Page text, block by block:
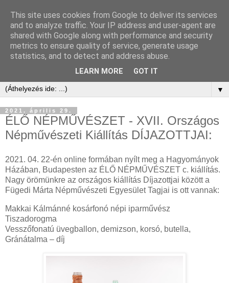
▼
2021. április 29.
ÉLŐ NÉPMŰVÉSZET - XVII. Országos
Népművészeti Kiállítás DÍJAZOTTJAI:
2021. 04. 22-én online formában nyílt meg a Hagyományok
Házában, Budapesten az ÉLŐ NÉPMŰVÉSZET c. kiállítás.
Nagy örömünkre az országos kiállítás Díjazottjai között a
Fügedi Márta Népművészeti Egyesület Tagjai is ott vannak:
Makkai Kálmánné kosárfonó népi iparművész
Tiszadorogma
Vesszőfonatú üvegballon, demizson, korsó, butella,
Gránátalma – díj
This site uses cookies from Google to deliver its services
and to analyze traffic. Your IP address and user-agent are
shared with Google along with performance and security
metrics to ensure quality of service, generate usage
statistics, and to detect and address abuse.
LEARN MORE GOT IT